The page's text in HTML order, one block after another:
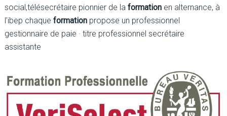
social,télésecrétaire pionnier de la formationen alternance, à
l’ibep chaque formationpropose un professionnel
gestionnaire de paie · titre professionnel secrétaire
assistante